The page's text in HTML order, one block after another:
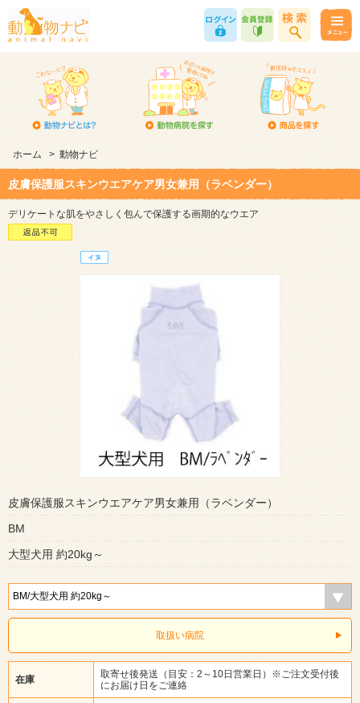
ホーム > 動物ナビ
皮膚保護服スキンウエアケア男女兼用（ラベンダー）
デリケートな肌をやさしく包んで保護する画期的なウエア
皮膚保護服スキンウエアケア男女兼用（ラベンダー）
BM
大型犬用 約20kg～
取扱い病院
在庫
取寄せ後発送（目安：2～10日営業日）※ご注文受付後
にお届け日をご連絡